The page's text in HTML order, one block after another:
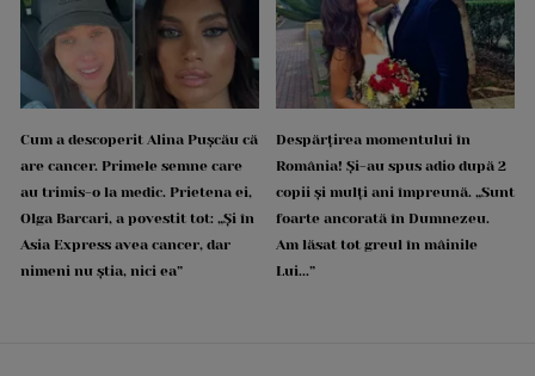
Cum a descoperit Alina Pușcău că
are cancer. Primele semne care
au trimis-o la medic. Prietena ei,
Olga Barcari, a povestit tot: „Și în
Asia Express avea cancer, dar
nimeni nu știa, nici ea”
Despărțirea momentului în
România! Și-au spus adio după 2
copii și mulți ani împreună. „Sunt
foarte ancorată în Dumnezeu.
Am lăsat tot greul în mâinile
Lui...”